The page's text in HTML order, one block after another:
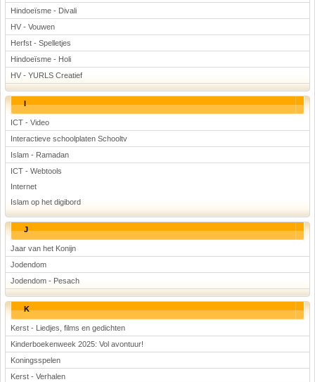
Hindoeïsme - Divali
HV - Vouwen
Herfst - Spelletjes
Hindoeïsme - Holi
HV - YURLS Creatief
I
ICT - Video
Interactieve schoolplaten Schooltv
Islam - Ramadan
ICT - Webtools
Internet
Islam op het digibord
J
Jaar van het Konijn
Jodendom
Jodendom - Pesach
K
Kerst - Liedjes, films en gedichten
Kinderboekenweek 2025: Vol avontuur!
Koningsspelen
Kerst - Verhalen